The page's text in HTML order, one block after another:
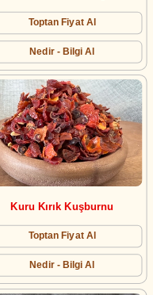
Toptan Fiyat Al
Nedir - Bilgi Al
Kuru Kırık Kuşburnu
Toptan Fiyat Al
Nedir - Bilgi Al